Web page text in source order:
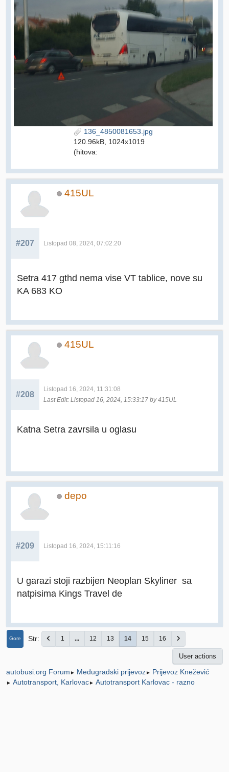
136_4850081653.jpg
120.96kB, 1024x1019
(hitova:
415UL
#207 Listopad 08, 2024, 07:02:20
Setra 417 gthd nema vise VT tablice, nove su
KA 683 KO
415UL
#208
Listopad 16, 2024, 11:31:08
Last Edit: Listopad 16, 2024, 15:33:17 by 415UL
Katna Setra zavrsila u oglasu
depo
#209 Listopad 16, 2024, 15:11:16
U garazi stoji razbijen Neoplan Skyliner sa
natpisima Kings Travel de
Gore Str 1 ... 12 13 14 15 16
User actions
autobusi.org Forum ► Međugradski prijevoz► Prijevoz Knežević
► Autotransport, Karlovac► Autotransport Karlovac - razno